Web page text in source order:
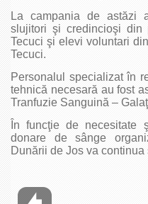
La campania de astăzi
slujitori şi credincioşi din
Tecuci şi elevi voluntari
Tecuci.
Personalul specializat în
tehnică necesară au fost
Tranfuzie Sanguină –
În funcţie de necesitate
donare de sânge
Dunării de Jos va